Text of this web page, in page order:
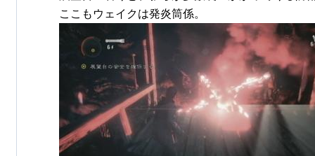
ここもウェイクは発炎筒係。